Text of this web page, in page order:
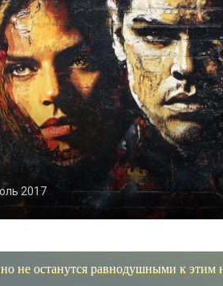
2017
не останутся равнодушными к этим